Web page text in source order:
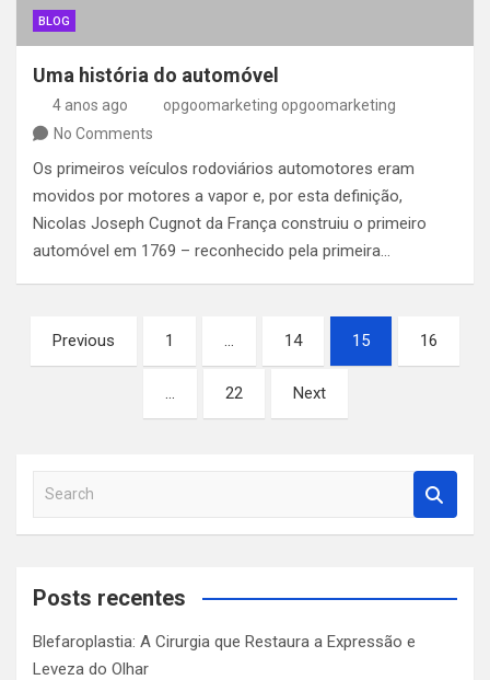
BLOG
Uma história do automóvel
4 anos ago
opgoomarketing opgoomarketing
No Comments
Os primeiros veículos rodoviários automotores eram
movidos por motores a vapor e, por esta definição,
Nicolas Joseph Cugnot da França construiu o primeiro
automóvel em 1769 – reconhecido pela primeira…
Paginação
de
Previous 1 … 14 15 16
… 22 Next
a
c
Posts recentes
Blefaroplastia: A Cirurgia que Restaura a Expressão e
Leveza do Olhar